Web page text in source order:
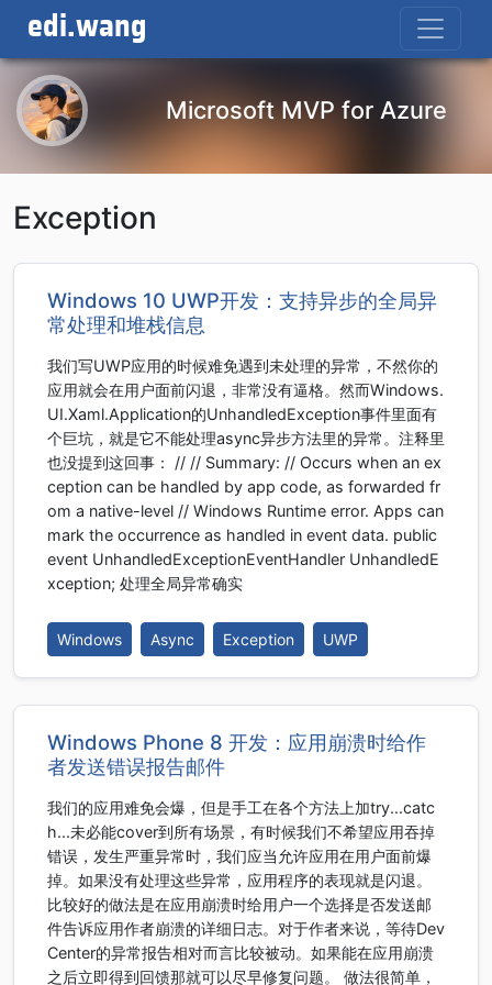
edi.wang
Microsoft MVP for Azure
Exception
Windows 10 UWP开发：支持异步的全局异
常处理和堆栈信息
我们写UWP应用的时候难免遇到未处理的异常，不然你的
应用就会在用户面前闪退，非常没有逼格。然而Windows.
UI.Xaml.Application的UnhandledException事件里面有
个巨坑，就是它不能处理async异步方法里的异常。注释里
也没提到这回事： // // Summary: // Occurs when an ex
ception can be handled by app code, as forwarded fr
om a native-level // Windows Runtime error. Apps can
mark the occurrence as handled in event data. public
event UnhandledExceptionEventHandler UnhandledE
xception; 处理全局异常确实
Windows Async Exception UWP
Windows Phone 8 开发：应用崩溃时给作
者发送错误报告邮件
我们的应用难免会爆，但是手工在各个方法上加try...catc
h...未必能cover到所有场景，有时候我们不希望应用吞掉
错误，发生严重异常时，我们应当允许应用在用户面前爆
掉。如果没有处理这些异常，应用程序的表现就是闪退。
比较好的做法是在应用崩溃时给用户一个选择是否发送邮
件告诉应用作者崩溃的详细日志。对于作者来说，等待Dev
Center的异常报告相对而言比较被动。如果能在应用崩溃
之后立即得到回馈那就可以尽早修复问题。 做法很简单，